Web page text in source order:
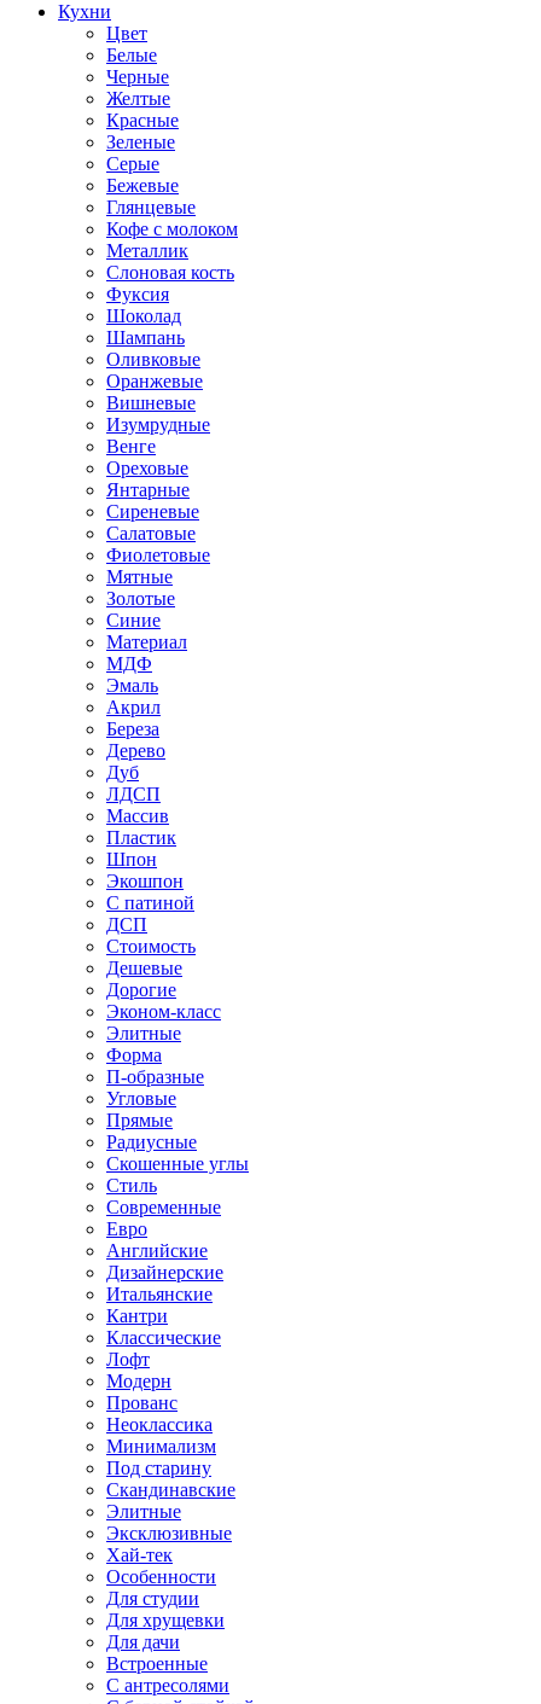
Кухни
Цвет
Белые
Черные
Желтые
Красные
Зеленые
Серые
Бежевые
Глянцевые
Кофе с молоком
Металлик
Слоновая кость
Фуксия
Шоколад
Шампань
Оливковые
Оранжевые
Вишневые
Изумрудные
Венге
Ореховые
Янтарные
Сиреневые
Салатовые
Фиолетовые
Мятные
Золотые
Синие
Материал
МДФ
Эмаль
Акрил
Береза
Дерево
Дуб
ЛДСП
Массив
Пластик
Шпон
Экошпон
С патиной
ДСП
Стоимость
Дешевые
Дорогие
Эконом-класс
Элитные
Форма
П-образные
Угловые
Прямые
Радиусные
Скошенные углы
Стиль
Современные
Евро
Английские
Дизайнерские
Итальянские
Кантри
Классические
Лофт
Модерн
Прованс
Неоклассика
Минимализм
Под старину
Скандинавские
Элитные
Эксклюзивные
Хай-тек
Особенности
Для студии
Для хрущевки
Для дачи
Встроенные
С антресолями